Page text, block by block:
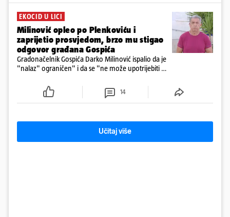
EKOCID U LICI
Milinović opleo po Plenkoviću i
zaprijetio prosvjedom, brzo mu stigao
odgovor građana Gospića
Gradonačelnik Gospića Darko Milinović ispalio da je
"nalaz" ograničen" i da se "ne može upotrijebiti za
ga je naručio Uskok i da je dio spisa
14
Učitaj više